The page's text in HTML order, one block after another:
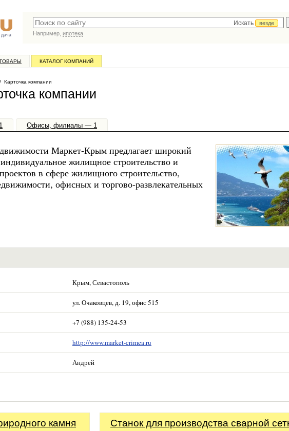
Искать
везде
Например, ипотека
КАТАЛОГ КОМПАНИЙ
Карточка компании
компании
Офисы, филиалы — 1
Маркет-Крым предлагает широкий
жилищное строительство и
в сфере жилищного строительство,
офисных и торгово-развлекательных
Крым, Севастополь
ул. Очаковцев, д. 19, офис 515
+7 (988) 135-24-53
http://www.market-crimea.ru
Андрей
камня Станок для производства сварной